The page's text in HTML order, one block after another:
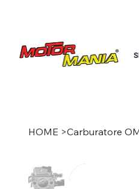
HOME >Carburatore